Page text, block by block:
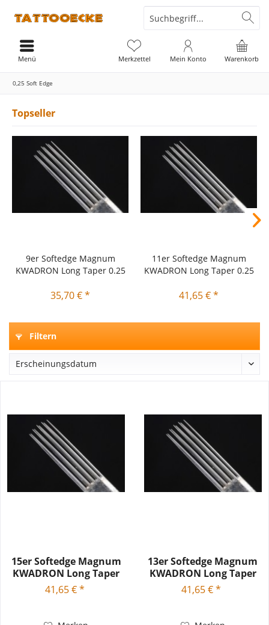
Warenkorb
Merkzettel Mein Konto
Menü
0,25 Soft Edge
Topseller
9er Softedge Magnum
KWADRON Long Taper 0.25
35,70 € *
11er Softedge Magnum
KWADRON Long Taper 0.25
41,65 € *
Filtern
15er Softedge Magnum
KWADRON Long Taper
0.25 SEMLT
41,65 € *
13er Softedge Magnum
KWADRON Long Taper
0.25 SEMLT
41,65 € *